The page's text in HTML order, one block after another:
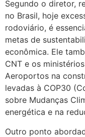
Segundo o diretor,
no Brasil, hoje
rodoviário, é
metas de
econômica. Ele
CNT e os
Aeroportos na
levadas à COP30
sobre Mudanças
energética e na
Outro ponto